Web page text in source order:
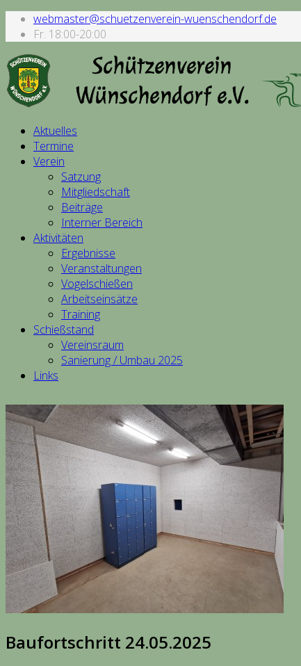
webmaster@schuetzenverein-wuenschendorf.de
Fr. 18:00-20:00
Aktuelles
Termine
Verein
Satzung
Mitgliedschaft
Beiträge
Interner Bereich
Aktivitäten
Ergebnisse
Veranstaltungen
Vogelschießen
Arbeitseinsätze
Training
Schießstand
Vereinsraum
Sanierung / Umbau 2025
Links
Baufortschritt 24.05.2025